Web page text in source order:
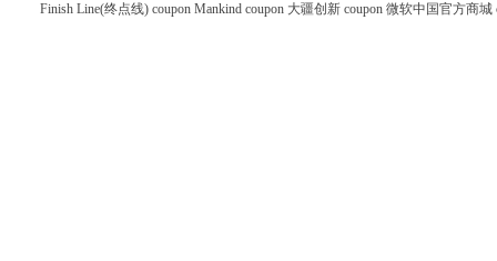
Finish Line(终点线) coupon Mankind coupon 大疆创新 coupon 微软中国官方商城